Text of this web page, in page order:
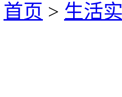
首页 > 生活